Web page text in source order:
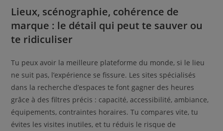
Lieux, scénographie, cohérence de
marque : le détail qui peut te sauver ou
te ridiculiser
Tu peux avoir la meilleure plateforme du monde, si le lieu
ne suit pas, l’expérience se fissure. Les sites spécialisés
dans la recherche d’espaces te font gagner des heures
grâce à des filtres précis : capacité, accessibilité, ambiance,
équipements, contraintes horaires. Tu compares vite, tu
évites les visites inutiles, et tu réduis le risque de